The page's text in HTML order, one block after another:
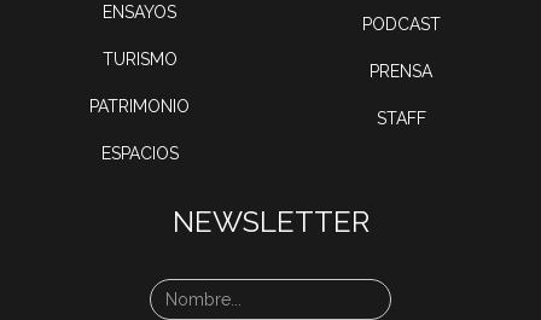
ENSAYOS
TURISMO
PATRIMONIO
ESPACIOS
PODCAST
PRENSA
STAFF
NEWSLETTER